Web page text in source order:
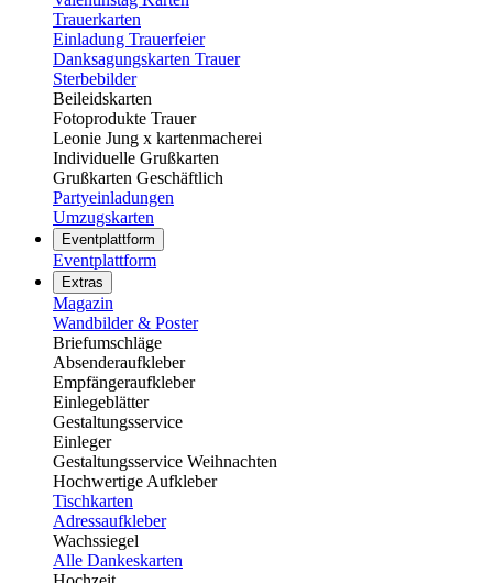
Trauerkarten
Einladung Trauerfeier
Danksagungskarten Trauer
Sterbebilder
Beileidskarten
Fotoprodukte Trauer
Leonie Jung x kartenmacherei
Individuelle Grußkarten
Grußkarten Geschäftlich
Partyeinladungen
Umzugskarten
Eventplattform
Eventplattform
Extras
Magazin
Wandbilder & Poster
Briefumschläge
Absenderaufkleber
Empfängeraufkleber
Einlegeblätter
Gestaltungsservice
Einleger
Gestaltungsservice Weihnachten
Hochwertige Aufkleber
Tischkarten
Adressaufkleber
Wachssiegel
Alle Dankeskarten